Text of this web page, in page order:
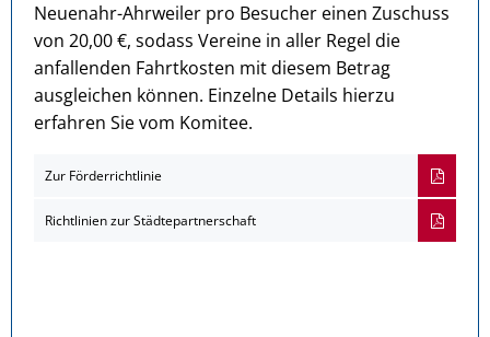
Neuenahr-Ahrweiler pro Besucher einen Zuschuss
von 20,00 €, sodass Vereine in aller Regel die
anfallenden Fahrtkosten mit diesem Betrag
ausgleichen können. Einzelne Details hierzu
erfahren Sie vom Komitee.
Zur Förderrichtlinie
Richtlinien zur Städtepartnerschaft